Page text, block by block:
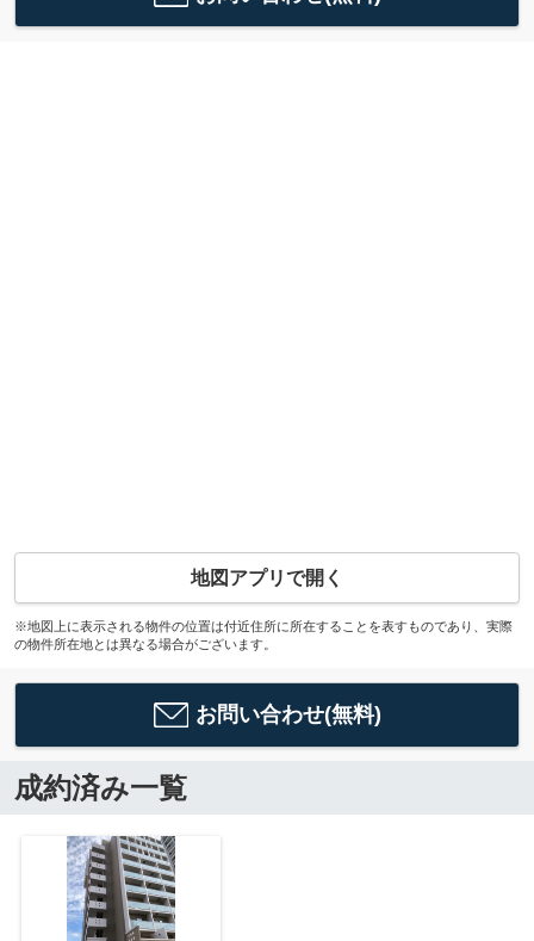
地図アプリで開く
※地図上に表示される物件の位置は付近住所に所在することを表すものであり、実際
の物件所在地とは異なる場合がございます。
お問い合わせ(無料)
成約済み一覧